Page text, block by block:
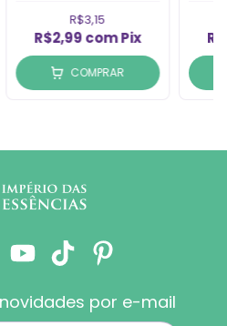
24/410 (1un)
R$3,15
R$2,99comPix
COMPRAR
por e-mail